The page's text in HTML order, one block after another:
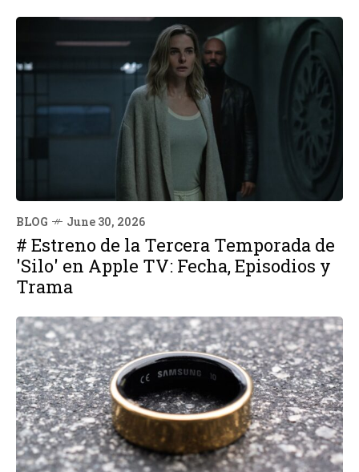
BLOG June 30, 2026
# Estreno de la Tercera Temporada de
'Silo' en Apple TV: Fecha, Episodios y
Trama